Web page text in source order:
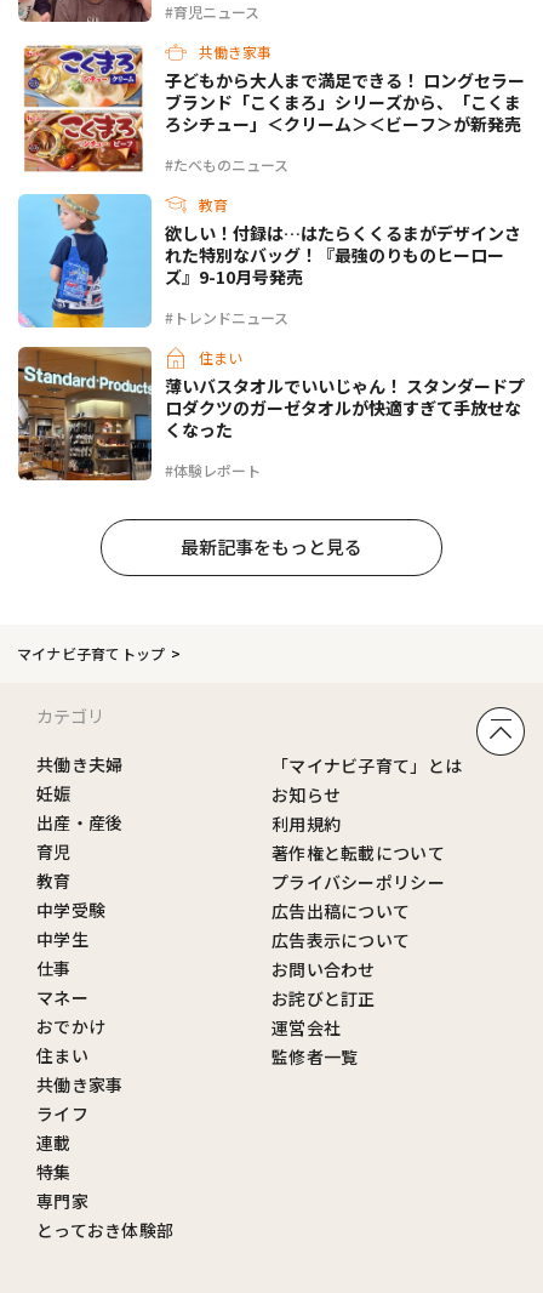
#育児ニュース
共働き家事
#たべものニュース
子どもから大人まで満足できる！ ロングセラー
ブランド「こくまろ」シリーズから、「こくま
ろシチュー」＜クリーム＞＜ビーフ＞が新発売
教育
#トレンドニュース
欲しい！付録は…はたらくくるまがデザインさ
れた特別なバッグ！『最強のりものヒーロー
ズ』9-10月号発売
住まい
#体験レポート
薄いバスタオルでいいじゃん！ スタンダードプ
ロダクツのガーゼタオルが快適すぎて手放せな
くなった
最新記事をもっと見る
マイナビ子育てトップ
カテゴリ
共働き夫婦
妊娠
出産・産後
育児
教育
中学受験
中学生
仕事
マネー
おでかけ
住まい
共働き家事
ライフ
連載
特集
専門家
とっておき体験部
「マイナビ子育て」とは
お知らせ
利用規約
著作権と転載について
プライバシーポリシー
広告出稿について
広告表示について
お問い合わせ
お詫びと訂正
運営会社
監修者一覧